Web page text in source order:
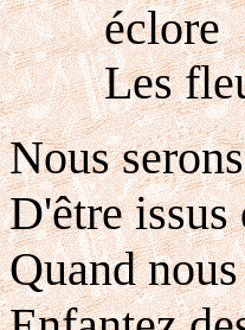
éclore
Les
Nous
D'être issus
Quand